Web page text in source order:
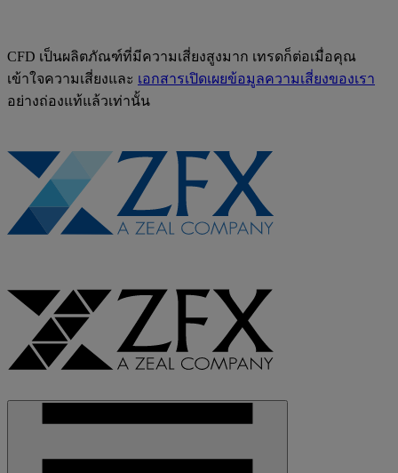
CFD เป็นผลิตภัณฑ์ที่มีความเสี่ยงสูงมาก เทรดก็ต่อเมื่อคุณ
เข้าใจความเสี่ยงและ เอกสารเปิดเผยข้อมูลความเสี่ยงของเรา
อย่างถ่องแท้แล้วเท่านั้น